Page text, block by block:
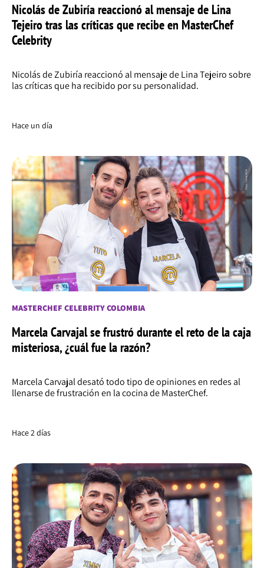
Nicolás de Zubiría reaccionó al mensaje de Lina
Tejeiro tras las críticas que recibe en MasterChef
Celebrity
Nicolás de Zubiría reaccionó al mensaje de Lina Tejeiro sobre
las críticas que ha recibido por su personalidad.
Hace un día
MASTERCHEF CELEBRITY COLOMBIA
Marcela Carvajal se frustró durante el reto de la caja
misteriosa, ¿cuál fue la razón?
Marcela Carvajal desató todo tipo de opiniones en redes al
llenarse de frustración en la cocina de MasterChef.
Hace 2 días